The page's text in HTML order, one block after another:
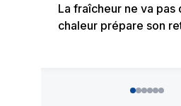
La fraîcheur ne va pas
chaleur prépare son
012345